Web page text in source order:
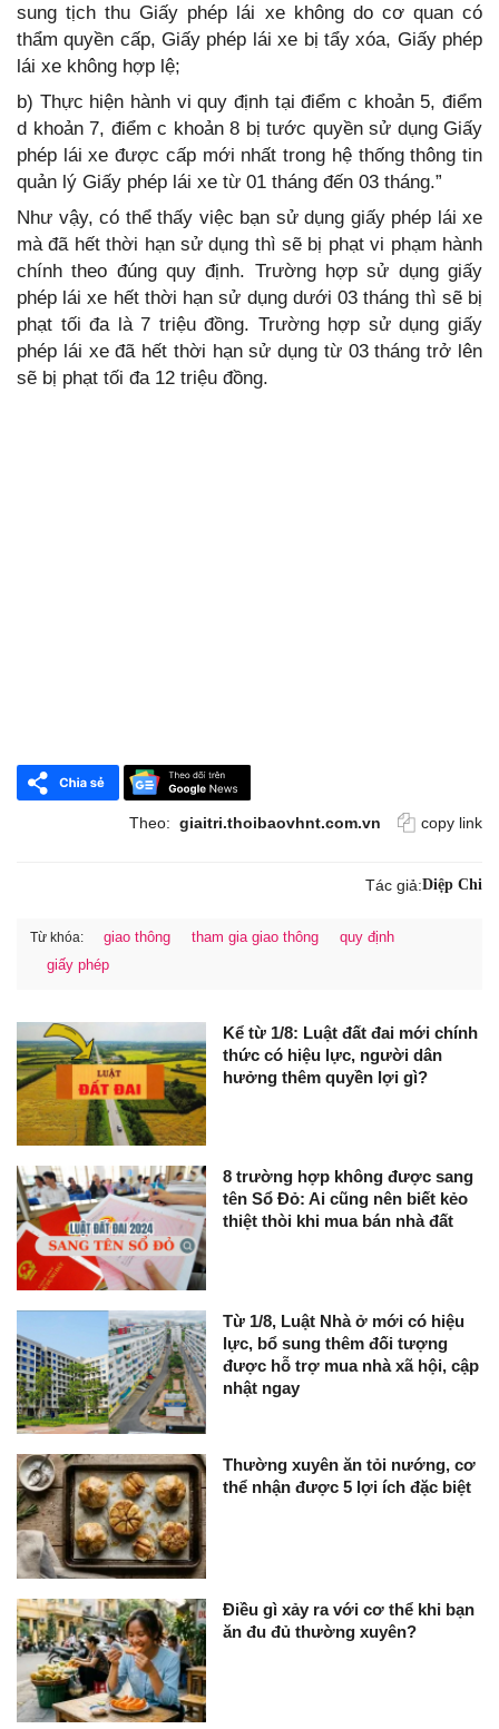
sung tịch thu Giấy phép lái xe không do cơ quan có
thẩm quyền cấp, Giấy phép lái xe bị tẩy xóa, Giấy phép
lái xe không hợp lệ;
b) Thực hiện hành vi quy định tại điểm c khoản 5, điểm
d khoản 7, điểm c khoản 8 bị tước quyền sử dụng Giấy
phép lái xe được cấp mới nhất trong hệ thống thông tin
quản lý Giấy phép lái xe từ 01 tháng đến 03 tháng.”
Như vậy, có thể thấy việc bạn sử dụng giấy phép lái xe
mà đã hết thời hạn sử dụng thì sẽ bị phạt vi phạm hành
chính theo đúng quy định. Trường hợp sử dụng giấy
phép lái xe hết thời hạn sử dụng dưới 03 tháng thì sẽ bị
phạt tối đa là 7 triệu đồng. Trường hợp sử dụng giấy
phép lái xe đã hết thời hạn sử dụng từ 03 tháng trở lên
sẽ bị phạt tối đa 12 triệu đồng.
Theo: giaitri.thoibaovhnt.com.vn copy link
Tác giả:Diệp Chi
Từ khóa: giao thông tham gia giao thông
quy định
giấy phép
Kể từ 1/8: Luật đất đai mới chính
thức có hiệu lực, người dân
hưởng thêm quyền lợi gì?
8 trường hợp không được sang
tên Sổ Đỏ: Ai cũng nên biết kẻo
thiệt thòi khi mua bán nhà đất
Từ 1/8, Luật Nhà ở mới có hiệu
lực, bổ sung thêm đối tượng
được hỗ trợ mua nhà xã hội, cập
nhật ngay
Thường xuyên ăn tỏi nướng, cơ
thể nhận được 5 lợi ích đặc biệt
Điều gì xảy ra với cơ thể khi bạn
ăn đu đủ thường xuyên?